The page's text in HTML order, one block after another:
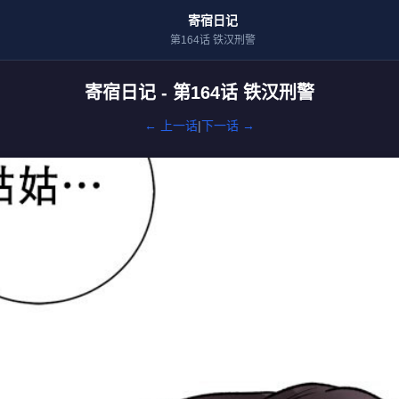
寄宿日记
第164话 铁汉刑警
寄宿日记 - 第164话 铁汉刑警
← 上一话|下一话 →